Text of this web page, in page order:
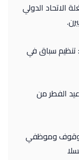
الاتحاد الدولي
تنظيم سباق في
الفطر من
موقوف وموظفي